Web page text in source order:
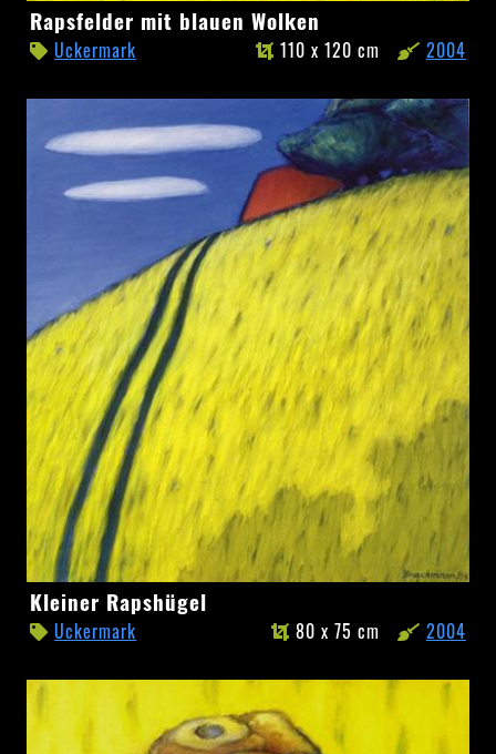
Rapsfelder
mit
blauen
Wolken
Rapsfelder mit blauen Wolken
Uckermark 2004
110 x 120 cm
Kleiner
Rapshügel
Kleiner Rapshügel
Uckermark 2004
80 x 75 cm